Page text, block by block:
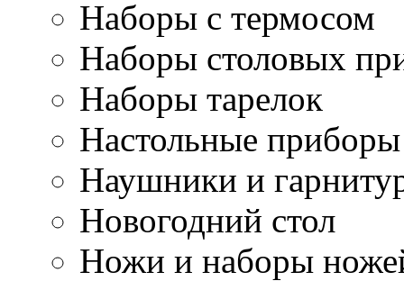
Наборы с термосом
Наборы столовых
Наборы тарелок
Настольные приборы
Наушники и
Новогодний стол
Ножи и наборы